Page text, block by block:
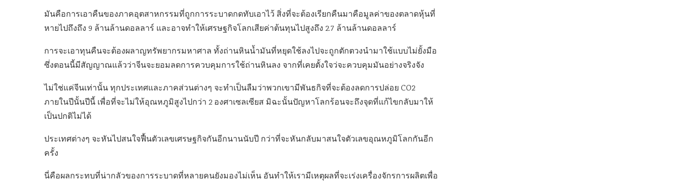
มันคือการเอาคืนของภาคอุตสาหกรรมที่ถูกการระบาดกดทับเอาไว้ สิ่งที่จะต้องเรียกคืนมาคือมูลค่าของตลาดหุ้นที่
หายไปถึงถึง 9 ล้านล้านดอลลาร์ และอาจทำให้เศรษฐกิจโลกเสียค่าต้นทุนไปสูงถึง 2.7 ล้านล้านดอลลาร์
การจะเอาทุนคืนจะต้องผลาญทรัพยากรมหาศาล ทั้งถ่านหินน้ำมันที่หยุดใช้ลงไปจะถูกตักตวงนำมาใช้แบบไม่ยั้งมือ
ซึ่งตอนนี้มีสัญญาณแล้วว่าจีนจะยอมลดการควบคุมการใช้ถ่านหินลง จากที่เคยตั้งใจว่จะควบคุมมันอย่างจริงจัง
ไม่ใช่แค่จีนเท่านั้น ทุกประเทศและภาคส่วนต่างๆ จะทำเป็นลืมว่าพวกเขามีพันธกิจที่จะต้องลดการปล่อย CO2
ภายในปีนั้นปีนี้ เพื่อที่จะไม่ให้อุณหภูมิสูงไปกว่า 2 องศาเซลเซียส มิฉะนั้นปัญหาโลกร้อนจะถึงจุดที่แก้ไขกลับมาให้
เป็นปกติไม่ได้
ประเทศต่างๆ จะหันไปสนใจฟื้นตัวเลขเศรษฐกิจกันอีกนานนับปี กว่าที่จะหันกลับมาสนใจตัวเลขอุณหภูมิโลกกันอีก
ครั้ง
นี่คือผลกระทบที่น่ากลัวของการระบาดที่หลายคนยังมองไม่เห็น อันทำให้เรามีเหตุผลที่จะเร่งเครื่องจักรการผลิตเพื่อ